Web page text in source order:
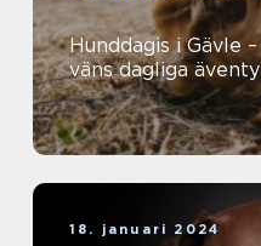
Hunddagis i Gävle
väns dagliga
18. januari 2024